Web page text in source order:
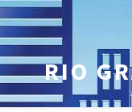
RIO